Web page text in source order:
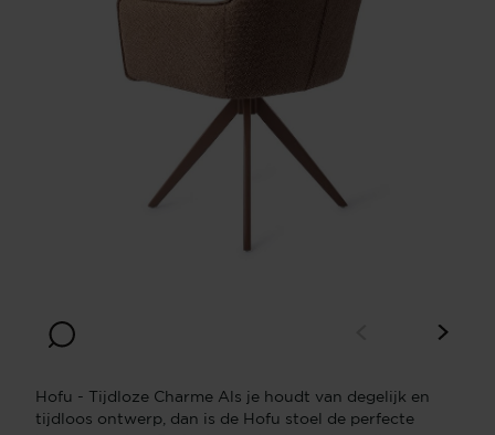
Hofu - Tijdloze Charme Als je houdt van degelijk en
tijdloos ontwerp, dan is de Hofu stoel de perfecte